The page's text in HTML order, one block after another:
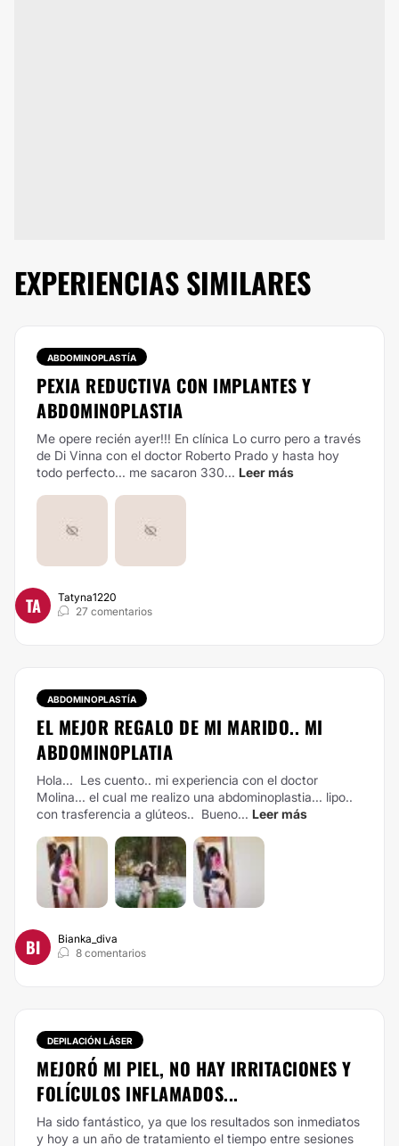
EXPERIENCIAS SIMILARES
ABDOMINOPLASTÍA
PEXIA REDUCTIVA CON IMPLANTES Y
ABDOMINOPLASTIA
Me opere recién ayer!!! En clínica Lo curro pero a través
de Di Vinna con el doctor Roberto Prado y hasta hoy
todo perfecto... me sacaron 330... Leer más
TA
Tatyna1220
27 comentarios
ABDOMINOPLASTÍA
EL MEJOR REGALO DE MI MARIDO.. MI
ABDOMINOPLATIA
Hola... Les cuento.. mi experiencia con el doctor
Molina... el cual me realizo una abdominoplastia... lipo..
con trasferencia a glúteos.. Bueno... Leer más
BI
Bianka_diva
8 comentarios
DEPILACIÓN LÁSER
MEJORÓ MI PIEL, NO HAY IRRITACIONES Y
FOLÍCULOS INFLAMADOS...
Ha sido fantástico, ya que los resultados son inmediatos
y hoy a un año de tratamiento el tiempo entre sesiones